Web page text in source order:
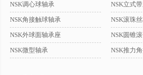
NSK调心球轴承 NSK立式
NSK角接触球轴承 NSK滚珠
NSK外球面轴承座 NSK圆锥
NSK微型轴承 NSK推力